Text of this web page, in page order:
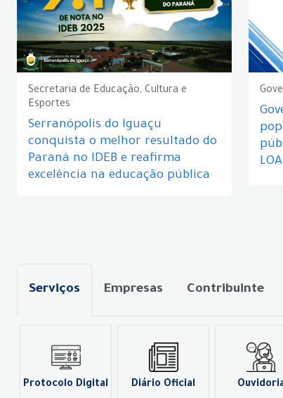
Secretaria de Educação, Cultura e
Esportes
Serranópolis do Iguaçu
conquista o melhor resultado do
Paraná no IDEB e reafirma
excelência na educação pública
LOA
Serviços Empresas Contribuinte
Protocolo Digital Diário Oficial